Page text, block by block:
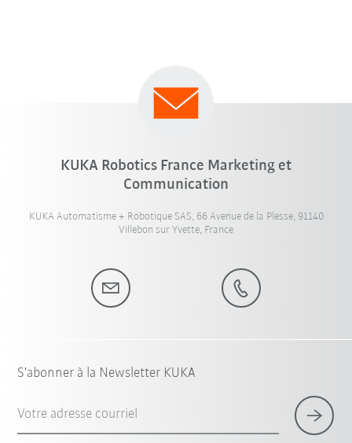
KUKA Robotics France Marketing et
Communication
KUKA Automatisme + Robotique SAS, 66 Avenue de la Plesse, 91140
Villebon sur Yvette, France
S'abonner à la Newsletter KUKA
Votre adresse courriel